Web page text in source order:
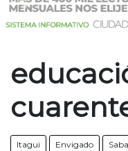
Previous
Itagui Envigado